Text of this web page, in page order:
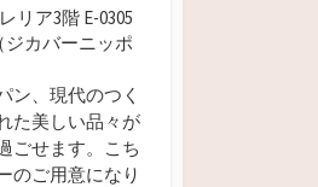
リア3階 E-0305
ジカバーニッポ
ン、現代のつく
た美しい品々が
ごせます。こち
のご用意になり